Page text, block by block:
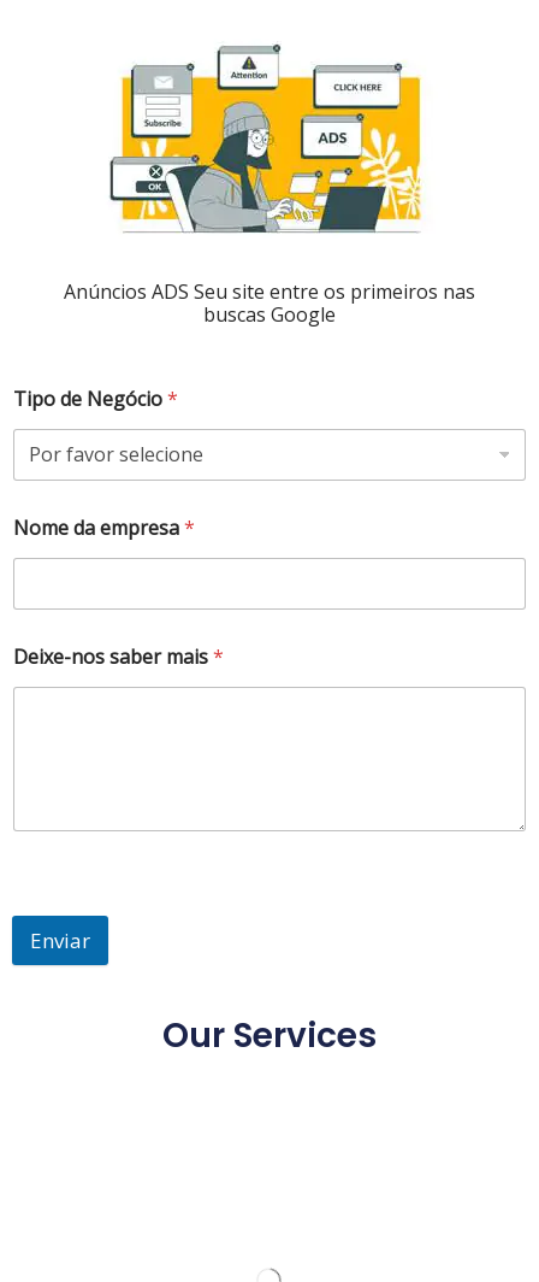
Anúncios ADS Seu site entre os primeiros nas
buscas Google
Tipo de Negócio*
Nome da empresa*
Deixe-nos saber mais*
Enviar
Our Services